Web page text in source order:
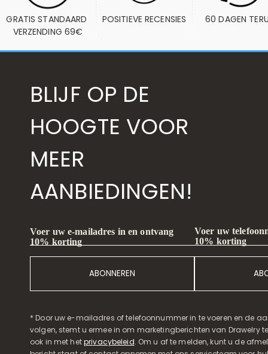
GRATIS STANDAARD
VERZENDING 69€
POSITIEVE RECENSIES 60 DAGEN
BLIJF OP DE
HOOGTE VOOR
MEER
AANBIEDINGEN!
Voer uw e-mailadres in en ontvang
10% korting
ABONNEREN
Voer uw
10% korting
* Door uw e-mailadres of telefoonnummer in te voeren en de
volgen, stemt u ermee in om marketingberichten van Drawelry
ook in met hetprivacybeleid. Om u af te melden, kunt u de